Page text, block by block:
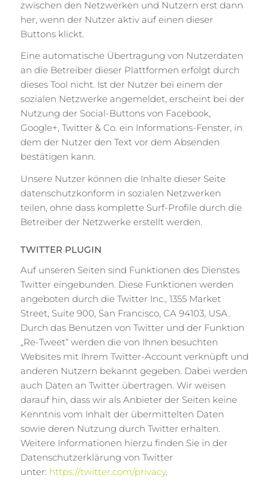
zwischen den Netzwerken und Nutzern erst dann
her, wenn der Nutzer aktiv auf einen dieser
Buttons klickt.
Eine automatische Übertragung von Nutzerdaten
an die Betreiber dieser Plattformen erfolgt durch
dieses Tool nicht. Ist der Nutzer bei einem der
sozialen Netzwerke angemeldet, erscheint bei der
Nutzung der Social-Buttons von Facebook,
Google+, Twitter & Co. ein Informations-Fenster, in
dem der Nutzer den Text vor dem Absenden
bestätigen kann.
Unsere Nutzer können die Inhalte dieser Seite
datenschutzkonform in sozialen Netzwerken
teilen, ohne dass komplette Surf-Profile durch die
Betreiber der Netzwerke erstellt werden.
TWITTER PLUGIN
Auf unseren Seiten sind Funktionen des Dienstes
Twitter eingebunden. Diese Funktionen werden
angeboten durch die Twitter Inc., 1355 Market
Street, Suite 900, San Francisco, CA 94103, USA.
Durch das Benutzen von Twitter und der Funktion
„Re-Tweet“ werden die von Ihnen besuchten
Websites mit Ihrem Twitter-Account verknüpft und
anderen Nutzern bekannt gegeben. Dabei werden
auch Daten an Twitter übertragen. Wir weisen
darauf hin, dass wir als Anbieter der Seiten keine
Kenntnis vom Inhalt der übermittelten Daten
sowie deren Nutzung durch Twitter erhalten.
Weitere Informationen hierzu finden Sie in der
Datenschutzerklärung von Twitter
unter: https://twitter.com/privacy.